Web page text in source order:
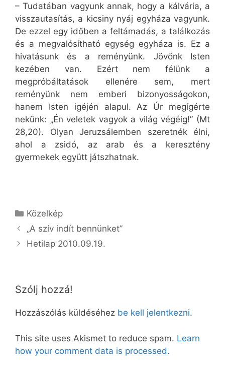
– Tudatában vagyunk annak, hogy a kálvária, a
visszautasítás, a kicsiny nyáj egyháza vagyunk.
De ezzel egy időben a feltámadás, a találkozás
és a megvalósítható egység egyháza is. Ez a
hivatásunk és a reményünk. Jövőnk Isten
kezében van. Ezért nem félünk a
megpróbáltatások ellenére sem, mert
reményünk nem emberi bizonyosságokon,
hanem Isten igéjén alapul. Az Úr megígérte
nekünk: „Én veletek vagyok a világ végéig!” (Mt
28,20). Olyan Jeruzsálemben szeretnék élni,
ahol a zsidó, az arab és a keresztény
gyermekek együtt játszhatnak.
Kategória
Közelkép
„A szív indít bennünket”
Hetilap 2010.09.19.
Szólj hozzá!
Hozzászólás küldéséhez be kell jelentkezni.
This site uses Akismet to reduce spam. Learn
how your comment data is processed.